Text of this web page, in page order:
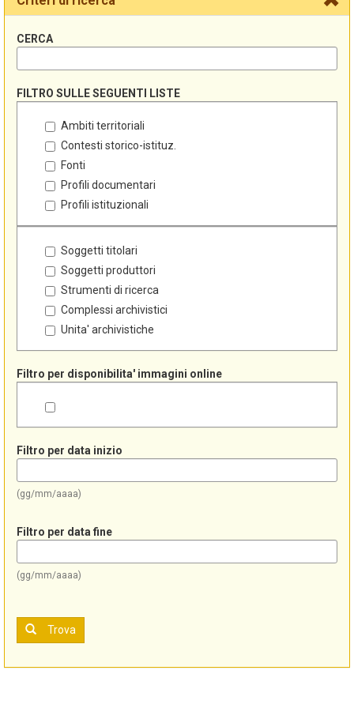
CERCA
FILTRO SULLE SEGUENTI LISTE
Ambiti territoriali
Contesti storico-istituz.
Fonti
Profili documentari
Profili istituzionali
Soggetti titolari
Soggetti produttori
Strumenti di ricerca
Complessi archivistici
Unita' archivistiche
Filtro per disponibilita' immagini online
Filtro per data inizio
(gg/mm/aaaa)
Filtro per data fine
(gg/mm/aaaa)
Trova